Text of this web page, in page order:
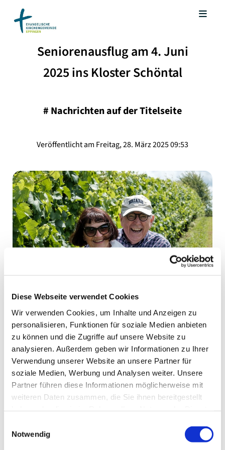
Diese Webseite verwendet Cookies
Wir verwenden Cookies, um Inhalte und Anzeigen zu
personalisieren, Funktionen für soziale Medien anbieten
zu können und die Zugriffe auf unsere Website zu
analysieren. Außerdem geben wir Informationen zu Ihrer
Verwendung unserer Website an unsere Partner für
soziale Medien, Werbung und Analysen weiter. Unsere
Partner führen diese Informationen möglicherweise mit
weiteren Daten zusammen, die Sie ihnen bereitgestellt
Notwendig
Seniorenausflug am 4. Juni
2025 ins Kloster Schöntal
# Nachrichten auf der Titelseite
Veröffentlicht am Freitag, 28. März 2025 09:53
© unsplash/tyler
Seniorenausflug am 4. Juni 2025 ins Kloster
Schöntal
Abfahrt: 12.30 Uhr Bushaltestelle Palmbräu in
Eppingen
Rückkehr: ca. 20.45 Uhr in Eppingen
Programm:Besuch im Klostercafe Hofmann
Klosterführung, Zeit zur freien Verfügung,
Abendessen im Gasthaus Post in Schöntal
Kosten:30,- Euro für Busfahrt und Führung => bitte
mit der Anmeldung bezahlen (Kaffee und Abendessen
zahlt jeder selbst vor Ort)